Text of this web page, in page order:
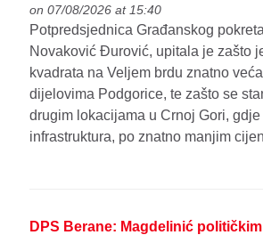
on 07/08/2026 at 15:40
Potpredsjednica Građanskog
Novaković Đurović, upitala je zašto
kvadrata na Veljem brdu znatno
dijelovima Podgorice, te zašto se
drugim lokacijama u Crnoj Gori,
infrastruktura, po znatno manjim
DPS Berane: Magdelinić